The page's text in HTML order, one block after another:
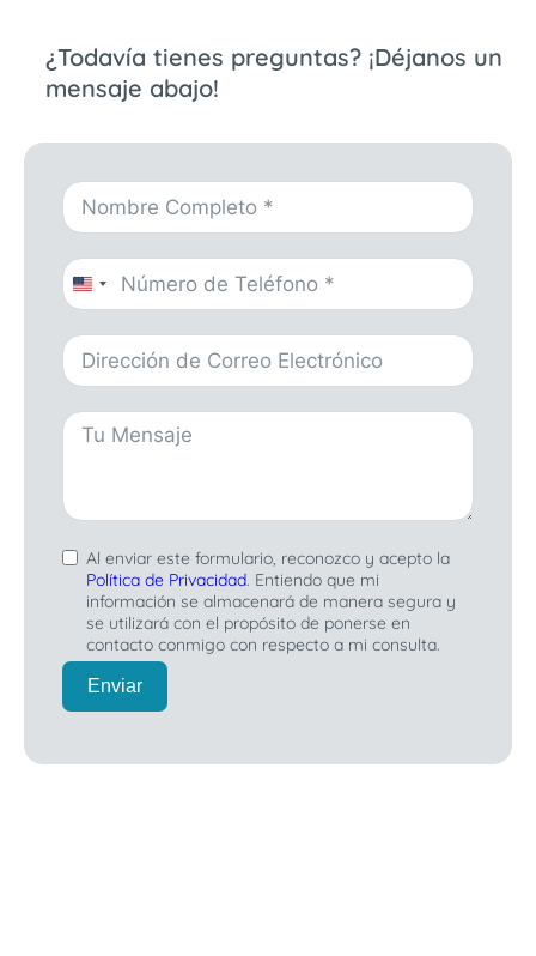
¿Todavía tienes preguntas? ¡Déjanos un
mensaje abajo!
United
+1
Al enviar este formulario, reconozco y acepto la
Política de Privacidad. Entiendo que mi
información se almacenará de manera segura y
se utilizará con el propósito de ponerse en
contacto conmigo con respecto a mi consulta.
Enviar